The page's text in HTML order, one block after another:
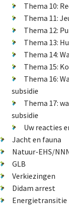
Thema 10:
Thema 11:
Thema 12:
Thema 13:
Thema 14:
Thema 15:
Thema 16:
subsidie
Thema 17:
subsidie
Uw reacties
Jacht en fauna
Natuur-EHS/
GLB
Verkiezingen
Didam arrest
Energietransitie